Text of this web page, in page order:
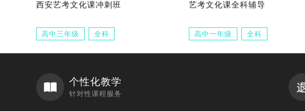
西安艺考文化课冲刺班
高中三年级 全科
艺考文化课全科辅导
高中一年级 全科
个性化教学
针对性课程服务